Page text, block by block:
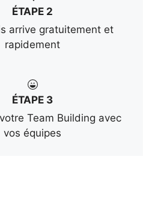
ÉTAPE 2
arrive gratuitement et
rapidement
ÉTAPE 3
Team Building avec
vos équipes